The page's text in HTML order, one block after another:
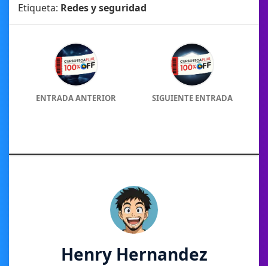
Etiqueta: Redes y seguridad
ENTRADA ANTERIOR SIGUIENTE ENTRADA
Henry Hernandez